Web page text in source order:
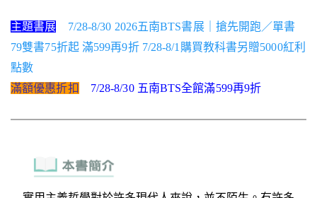
主題書展
7/28-8/30 2026五南BTS書展｜搶先開跑／單書
79雙書75折起 滿599再9折 7/28-8/1購買教科書另贈5000紅利
點數
滿額優惠折扣
7/28-8/30 五南BTS全館滿599再9折